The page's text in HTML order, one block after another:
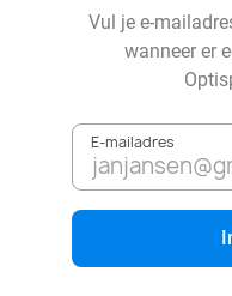
Vul je e-
wanneer er
E-mailadres